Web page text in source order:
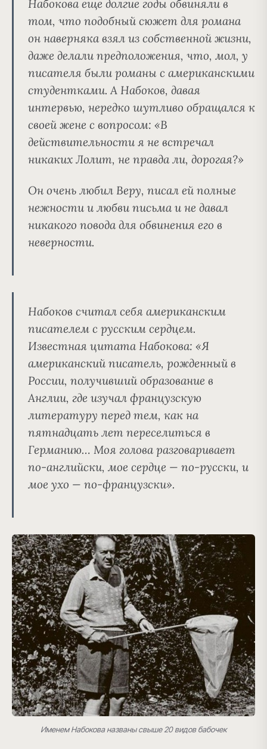
Набокова еще долгие годы обвиняли в
том, что подобный сюжет для романа
он наверняка взял из собственной жизни,
даже делали предположения, что, мол, у
писателя были романы с американскими
студентками. А Набоков, давая
интервью, нередко шутливо обращался к
своей жене с вопросом: «В
действительности я не встречал
никаких Лолит, не правда ли, дорогая?»
Он очень любил Веру, писал ей полные
нежности и любви письма и не давал
никакого повода для обвинения его в
неверности.
Набоков считал себя американским
писателем с русским сердцем.
Известная цитата Набокова: «Я
американский писатель, рожденный в
России, получивший образование в
Англии, где изучал французскую
литературу перед тем, как на
пятнадцать лет переселиться в
Германию… Моя голова разговаривает
по-английски, мое сердце — по-русски, и
мое ухо — по-французски».
Именем Набокова названы свыше 20 видов бабочек